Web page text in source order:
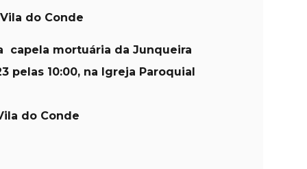
do Conde
capela mortuária da Junqueira
pelas 10:00, na Igreja Paroquial
do Conde